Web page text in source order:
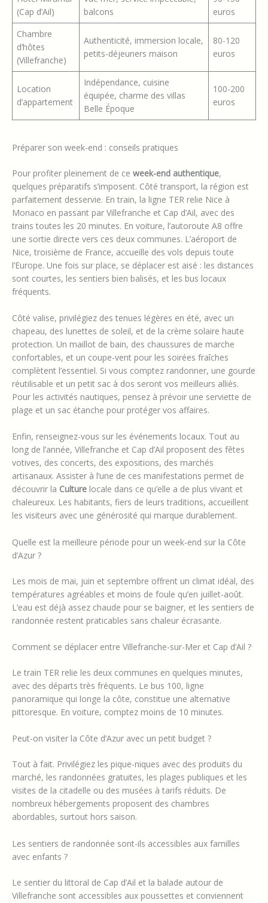
(Cap d’Ail)
balcons
euros
Chambre
d’hôtes
(Villefranche)
Authenticité, immersion locale,
petits-déjeuners maison
80-120
euros
Location
d’appartement
Indépendance, cuisine
équipée, charme des villas
Belle Époque
100-200
euros
Préparer son week-end : conseils pratiques
Pour profiter pleinement de ce week-end authentique,
quelques préparatifs s’imposent. Côté transport, la région est
parfaitement desservie. En train, la ligne TER relie Nice à
Monaco en passant par Villefranche et Cap d’Ail, avec des
trains toutes les 20 minutes. En voiture, l’autoroute A8 offre
une sortie directe vers ces deux communes. L’aéroport de
Nice, troisième de France, accueille des vols depuis toute
l’Europe. Une fois sur place, se déplacer est aisé : les distances
sont courtes, les sentiers bien balisés, et les bus locaux
fréquents.
Côté valise, privilégiez des tenues légères en été, avec un
chapeau, des lunettes de soleil, et de la crème solaire haute
protection. Un maillot de bain, des chaussures de marche
confortables, et un coupe-vent pour les soirées fraîches
complètent l’essentiel. Si vous comptez randonner, une gourde
réutilisable et un petit sac à dos seront vos meilleurs alliés.
Pour les activités nautiques, pensez à prévoir une serviette de
plage et un sac étanche pour protéger vos affaires.
Enfin, renseignez-vous sur les événements locaux. Tout au
long de l’année, Villefranche et Cap d’Ail proposent des fêtes
votives, des concerts, des expositions, des marchés
artisanaux. Assister à l’une de ces manifestations permet de
découvrir la Culture locale dans ce qu’elle a de plus vivant et
chaleureux. Les habitants, fiers de leurs traditions, accueillent
les visiteurs avec une générosité qui marque durablement.
Quelle est la meilleure période pour un week-end sur la Côte
d’Azur ?
Les mois de mai, juin et septembre offrent un climat idéal, des
températures agréables et moins de foule qu’en juillet-août.
L’eau est déjà assez chaude pour se baigner, et les sentiers de
randonnée restent praticables sans chaleur écrasante.
Comment se déplacer entre Villefranche-sur-Mer et Cap d’Ail ?
Le train TER relie les deux communes en quelques minutes,
avec des départs très fréquents. Le bus 100, ligne
panoramique qui longe la côte, constitue une alternative
pittoresque. En voiture, comptez moins de 10 minutes.
Peut-on visiter la Côte d’Azur avec un petit budget ?
Tout à fait. Privilégiez les pique-niques avec des produits du
marché, les randonnées gratuites, les plages publiques et les
visites de la citadelle ou des musées à tarifs réduits. De
nombreux hébergements proposent des chambres
abordables, surtout hors saison.
Les sentiers de randonnée sont-ils accessibles aux familles
avec enfants ?
Le sentier du littoral de Cap d’Ail et la balade autour de
Villefranche sont accessibles aux poussettes et conviennent